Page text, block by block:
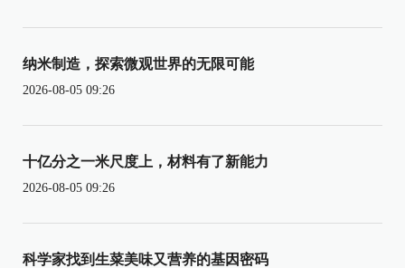
纳米制造，探索微观世界的无限可能
2026-08-05 09:26
十亿分之一米尺度上，材料有了新能力
2026-08-05 09:26
科学家找到生菜美味又营养的基因密码